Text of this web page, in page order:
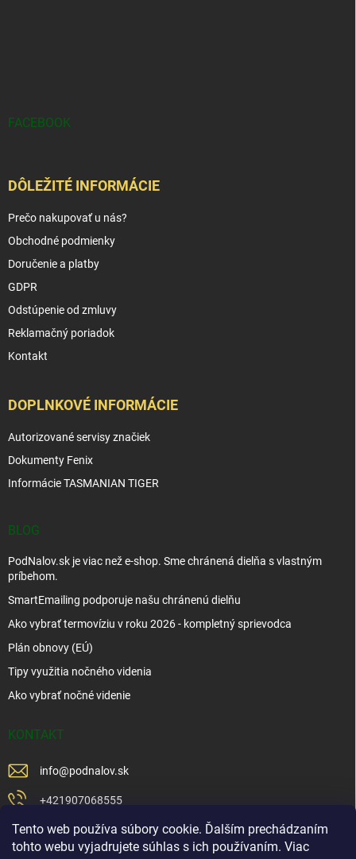
Tento web používa súbory cookie. Ďalším prechádzaním
tohto webu vyjadrujete súhlas s ich používaním. Viac
FACEBOOK
DÔLEŽITÉ INFORMÁCIE
Prečo nakupovať u nás?
Obchodné podmienky
Doručenie a platby
GDPR
Odstúpenie od zmluvy
Reklamačný poriadok
Kontakt
DOPLNKOVÉ INFORMÁCIE
Autorizované servisy značiek
Dokumenty Fenix
Informácie TASMANIAN TIGER
BLOG
PodNalov.sk je viac než e-shop. Sme chránená dielňa s vlastným
príbehom.
SmartEmailing podporuje našu chránenú dielňu
Ako vybrať termovíziu v roku 2026 - kompletný sprievodca
Plán obnovy (EÚ)
Tipy využitia nočného videnia
Ako vybrať nočné videnie
KONTAKT
info@podnalov.sk
+421907068555
+421902479599